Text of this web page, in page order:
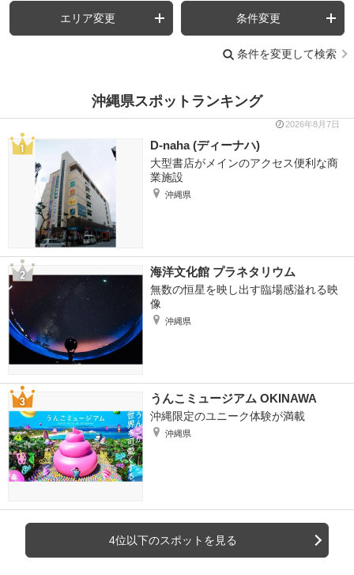
エリア変更 条件変更
条件を変更して検索
沖縄県スポットランキング
2026年8月7日
D-naha (ディーナハ)
大型書店がメインのアクセス便利な商
業施設
沖縄県
海洋文化館 プラネタリウム
無数の恒星を映し出す臨場感溢れる映
像
沖縄県
うんこミュージアム OKINAWA
沖縄限定のユニーク体験が満載
沖縄県
4位以下のスポットを見る